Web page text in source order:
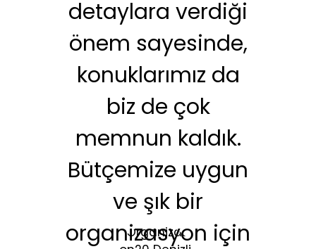
detaylara verdiği
önem sayesinde,
konuklarımız da
biz de çok
memnun kaldık.
Bütçemize uygun
ve şık bir
organizasyon için